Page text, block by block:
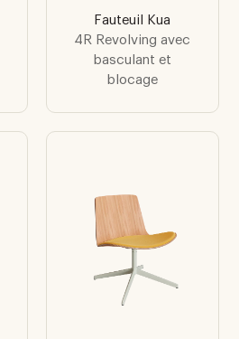
Fauteuil Kua
4R Revolving avec
basculant et
blocage